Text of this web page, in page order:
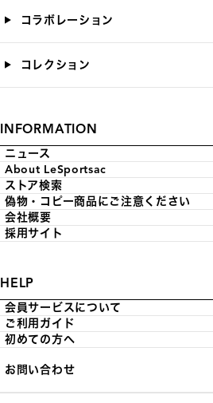
コラボレーション
コレクション
INFORMATION
ニュース
About LeSportsac
ストア検索
偽物・コピー商品にご注意ください
会社概要
採用サイト
HELP
会員サービスについて
ご利用ガイド
初めての方へ
お問い合わせ